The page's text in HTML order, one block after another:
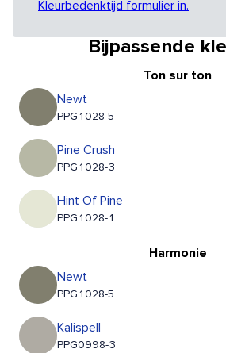
Kleurbedenktijd formulier in.
Bijpassende
Ton sur ton
Newt
PPG1028-5
Pine Crush
PPG1028-3
Hint Of Pine
PPG1028-1
Harmonie
Newt
PPG1028-5
Kalispell
PPG0998-3